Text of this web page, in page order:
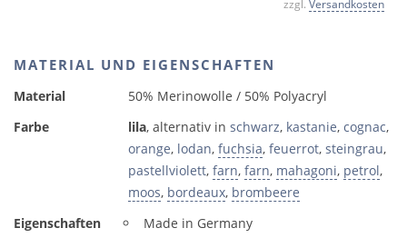
zzgl. Versandkosten
MATERIAL UND EIGENSCHAFTEN
Material
50% Merinowolle / 50% Polyacryl
Farbe
lila, alternativ in schwarz, kastanie, cognac,
orange, lodan, fuchsia, feuerrot, steingrau,
pastellviolett, farn, farn, mahagoni, petrol,
moos, bordeaux, brombeere
Eigenschaften
Made in Germany